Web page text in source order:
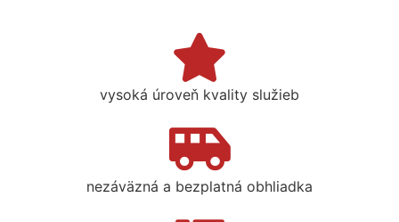
vysoká úroveň kvality služieb
nezáväzná a bezplatná obhliadka